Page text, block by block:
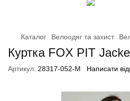
Каталог Велоодяг та захист
Куртка FOX PIT
Артикул: 28317-052-M Написати